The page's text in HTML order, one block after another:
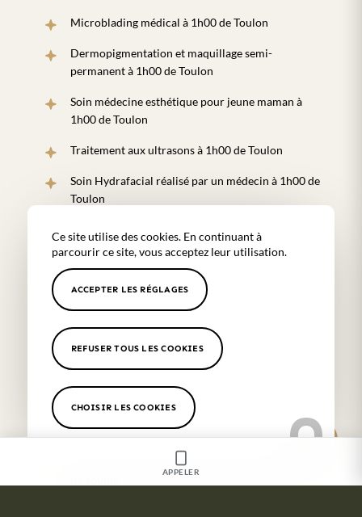
Microblading médical à 1h00 de Toulon
Dermopigmentation et maquillage semi-
permanent à 1h00 de Toulon
Soin médecine esthétique pour jeune maman à
1h00 de Toulon
Traitement aux ultrasons à 1h00 de Toulon
Soin Hydrafacial réalisé par un médecin à 1h00 de
Toulon
Centre de médecine esthétique à 1h00 de Toulon
Médecin esthétique à 1h00 de Toulon
Traitement injections exosomes à 1h00 de Toulon
Traitement injections peptides à 1h00 de Toulon
Séances d’électrostimulation magnétique à 1h00
Ce site utilise des cookies. En continuant à
parcourir ce site, vous acceptez leur utilisation.
ACCEPTER LES RÉGLAGES
REFUSER TOUS LES COOKIES
CHOISIR LES COOKIES
APPELER